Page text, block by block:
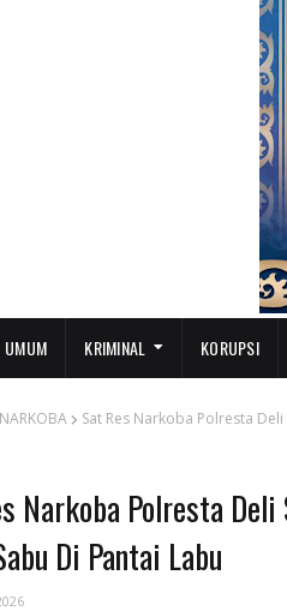
UMUM KRIMINAL KORUPSI
NARKOBA Sat Res Narkoba Polresta
Narkoba Polresta
Di Pantai Labu